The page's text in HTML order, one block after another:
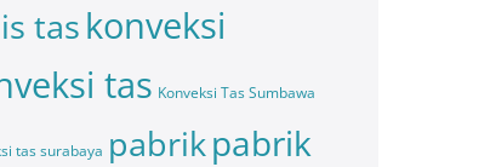
taskonveksi
tas Konveksi Tas Sumbawa
tas surabaya pabrikpabrik